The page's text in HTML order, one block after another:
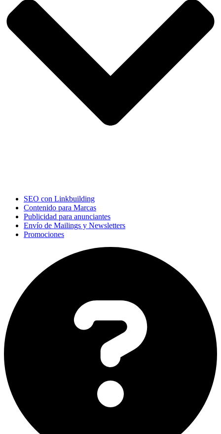
SEO con Linkbuilding
Contenido para Marcas
Publicidad para anunciantes
Envío de Mailings y Newsletters
Promociones